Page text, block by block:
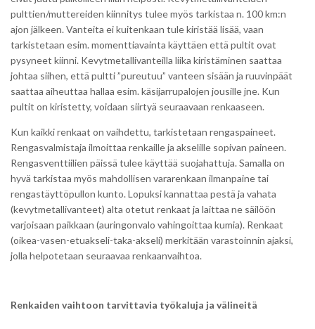
pulttien/muttereiden kiinnitys tulee myös tarkistaa n. 100 km:n
ajon jälkeen. Vanteita ei kuitenkaan tule kiristää lisää, vaan
tarkistetaan esim. momenttiavainta käyttäen että pultit ovat
pysyneet kiinni. Kevytmetallivanteilla liika kiristäminen saattaa
johtaa siihen, että pultti ”pureutuu” vanteen sisään ja ruuvinpäät
saattaa aiheuttaa hallaa esim. käsijarrupalojen jousille jne. Kun
pultit on kiristetty, voidaan siirtyä seuraavaan renkaaseen.
Kun kaikki renkaat on vaihdettu, tarkistetaan rengaspaineet.
Rengasvalmistaja ilmoittaa renkaille ja akselille sopivan paineen.
Rengasventtiilien päissä tulee käyttää suojahattuja. Samalla on
hyvä tarkistaa myös mahdollisen vararenkaan ilmanpaine tai
rengastäyttöpullon kunto. Lopuksi kannattaa pestä ja vahata
(kevytmetallivanteet) alta otetut renkaat ja laittaa ne säilöön
varjoisaan paikkaan (auringonvalo vahingoittaa kumia). Renkaat
(oikea-vasen-etuakseli-taka-akseli) merkitään varastoinnin ajaksi,
jolla helpotetaan seuraavaa renkaanvaihtoa.
Renkaiden vaihtoon tarvittavia työkaluja ja välineitä